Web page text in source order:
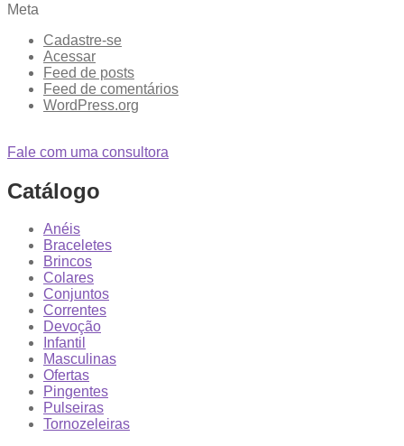
Meta
Cadastre-se
Acessar
Feed de posts
Feed de comentários
WordPress.org
Fale com uma consultora
Catálogo
Anéis
Braceletes
Brincos
Colares
Conjuntos
Correntes
Devoção
Infantil
Masculinas
Ofertas
Pingentes
Pulseiras
Tornozeleiras